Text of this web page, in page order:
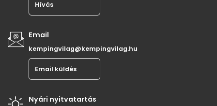
Hívás
Email
kempingvilag@kempingvilag.hu
Email küldés
Nyári nyitvatartás